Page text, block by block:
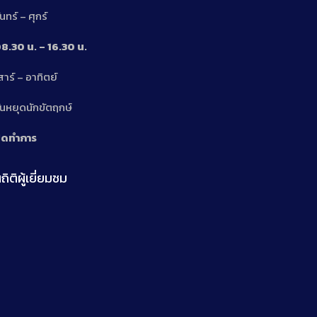
ทร์ – ศุกร์
น. – 16.30 น.
าร์ – อาทิตย์
หยุดนักขัตฤกษ์
ทำการ
ติผู้เยี่ยมชม